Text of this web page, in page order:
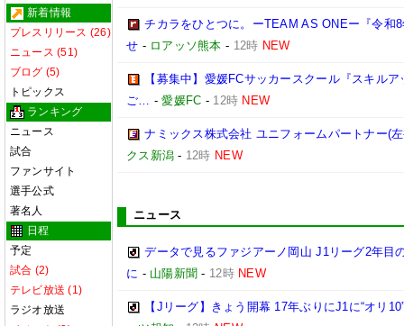
新着情報
プレスリリース (26)
ニュース (51)
ブログ (5)
トピックス
ランキング
ニュース
試合
ファンサイト
選手公式
著名人
日程
予定
試合 (2)
テレビ放送 (1)
ラジオ放送
チカラをひとつに。ーTEAM AS ONEー『令和
せ - ロアッソ熊本 - 12時 NEW
【募集中】愛媛FCサッカースクール『スキル
ご… -愛媛FC - 12時 NEW
ナミックス株式会社 ユニフォームパートナー(
クス新潟 - 12時 NEW
ニュース
データで見るファジアーノ岡山 J1リーグ2年目
に - 山陽新聞 - 12時 NEW
【Jリーグ】きょう開幕 17年ぶりにJ1に“オリ